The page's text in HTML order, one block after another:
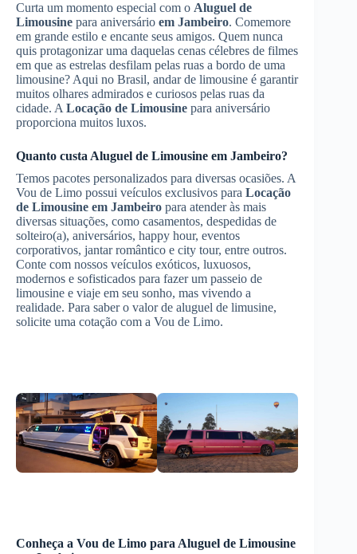
Curta um momento especial com o Aluguel de
Limousine para aniversário em Jambeiro. Comemore
em grande estilo e encante seus amigos. Quem nunca
quis protagonizar uma daquelas cenas célebres de filmes
em que as estrelas desfilam pelas ruas a bordo de uma
limousine? Aqui no Brasil, andar de limousine é garantir
muitos olhares admirados e curiosos pelas ruas da
cidade. A Locação de Limousine para aniversário
proporciona muitos luxos.
Quanto custa Aluguel de Limousine em Jambeiro?
Temos pacotes personalizados para diversas ocasiões. A
Vou de Limo possui veículos exclusivos para Locação
de Limousine em Jambeiro para atender às mais
diversas situações, como casamentos, despedidas de
solteiro(a), aniversários, happy hour, eventos
corporativos, jantar romântico e city tour, entre outros.
Conte com nossos veículos exóticos, luxuosos,
modernos e sofisticados para fazer um passeio de
limousine e viaje em seu sonho, mas vivendo a
realidade. Para saber o valor de aluguel de limusine,
solicite uma cotação com a Vou de Limo.
Conheça a Vou de Limo para Aluguel de Limousine